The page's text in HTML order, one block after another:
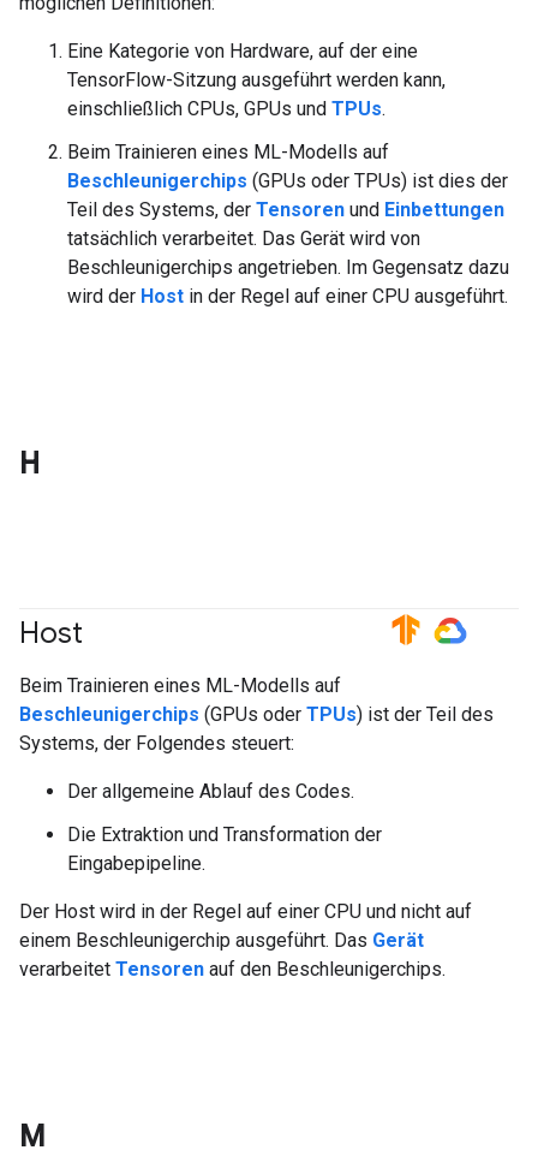
Eine Kategorie von Hardware, auf der eine
TensorFlow-Sitzung ausgeführt werden kann,
einschließlich CPUs, GPUs und TPUs.
Beim Trainieren eines ML-Modells auf
Beschleunigerchips (GPUs oder TPUs) ist dies der
Teil des Systems, der Tensoren und Einbettungen
tatsächlich verarbeitet. Das Gerät wird von
Beschleunigerchips angetrieben. Im Gegensatz dazu
wird der Host in der Regel auf einer CPU ausgeführt.
H
Host #TensorFlow #GoogleCloud
Beim Trainieren eines ML-Modells auf
Beschleunigerchips (GPUs oder TPUs) ist der Teil des
Systems, der Folgendes steuert:
Der allgemeine Ablauf des Codes.
Die Extraktion und Transformation der
Eingabepipeline.
Der Host wird in der Regel auf einer CPU und nicht auf
einem Beschleunigerchip ausgeführt. Das Gerät
verarbeitet Tensoren auf den Beschleunigerchips.
M